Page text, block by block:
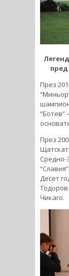
През
“Ботев”
През
Средно-
Десет
Тодоров
Чикаго.